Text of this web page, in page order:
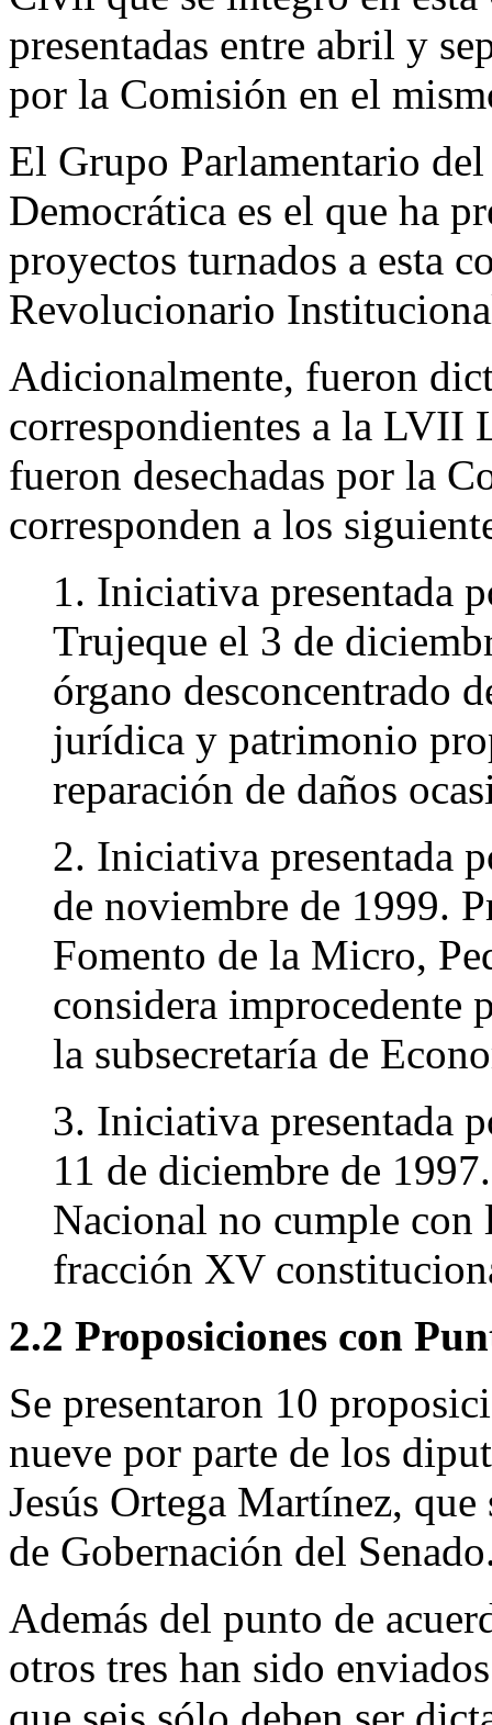
presentadas entre abril y
por la Comisión en el
El Grupo Parlamentario
Democrática es el que ha
proyectos turnados a esta
Revolucionario
Adicionalmente, fueron
correspondientes a la LVII
fueron desechadas por la
corresponden a los
1. Iniciativa presentada
Trujeque el 3 de
órgano desconcentrado
jurídica y patrimonio
reparación de daños
2. Iniciativa presentada
de noviembre de 1999.
Fomento de la Micro,
considera improcedente
la subsecretaría de
3. Iniciativa presentada
11 de diciembre de
Nacional no cumple
fracción XV
2.2 Proposiciones con
Se presentaron 10
nueve por parte de los
Jesús Ortega Martínez,
de Gobernación del
Además del punto de
otros tres han sido